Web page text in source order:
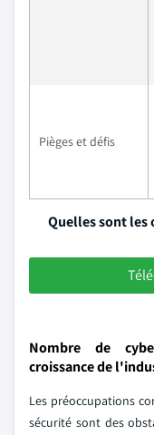
Pièges et défis
Quelles sont les
Nombre de
croissance de
Les préoccupations
sécurité sont des